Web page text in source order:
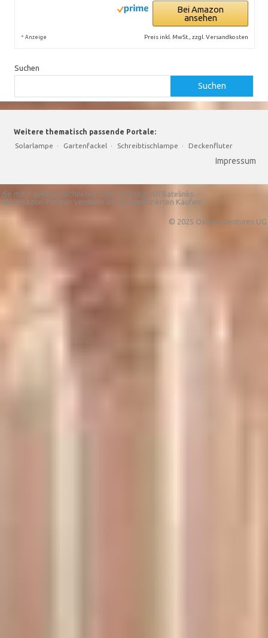
Bei Amazon
ansehen
* Anzeige Preis inkl. MwSt., zzgl. Versandkosten
Suchen
Suchen
Weitere thematisch passende Portale:
Solarlampe · Gartenfackel · Schreibtischlampe · Deckenfluter
Impressum
die mit * gekennzeichneten Links sind sog. Affiliatelinks.
Als Amazon-Partner verdiene ich an qualifizierten Käufen!
© 2025 Ostsee-Ventures UG